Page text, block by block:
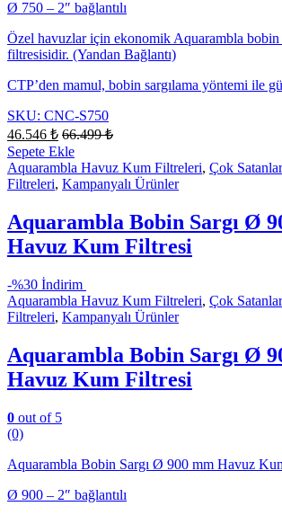
Ø 750 – 2″ bağlantılı
Özel havuzlar için ekonomik Aquarambla bobin
filtresisidir. (Yandan Bağlantı)
CTP’den mamul, bobin sargılama yöntemi ile
SKU: CNC-S750
46.546 ₺ 66.499₺
Sepete Ekle
Aquarambla Havuz Kum Filtreleri, Çok Satanlar
Filtreleri, Kampanyalı Ürünler
Aquarambla Bobin Sargı Ø
Havuz Kum Filtresi
-%30 İndirim
Aquarambla Havuz Kum Filtreleri, Çok Satanlar
Filtreleri, Kampanyalı Ürünler
Aquarambla Bobin Sargı Ø
Havuz Kum Filtresi
0 out of 5
(0)
Aquarambla Bobin Sargı Ø 900 mm Havuz
Ø 900 – 2″ bağlantılı